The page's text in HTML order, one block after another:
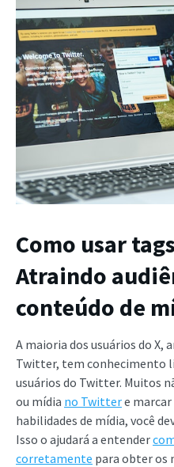
Como usar
Atraindo
conteúdo de
A maioria dos usuários do
Twitter, tem conhecimento
usuários do Twitter. Muitos
ou mídia no Twittere
habilidades de mídia, você
Isso o ajudará a entender
corretamente para obter os